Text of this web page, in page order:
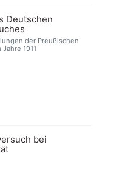
Deutschen
der Preußischen
1911
bei